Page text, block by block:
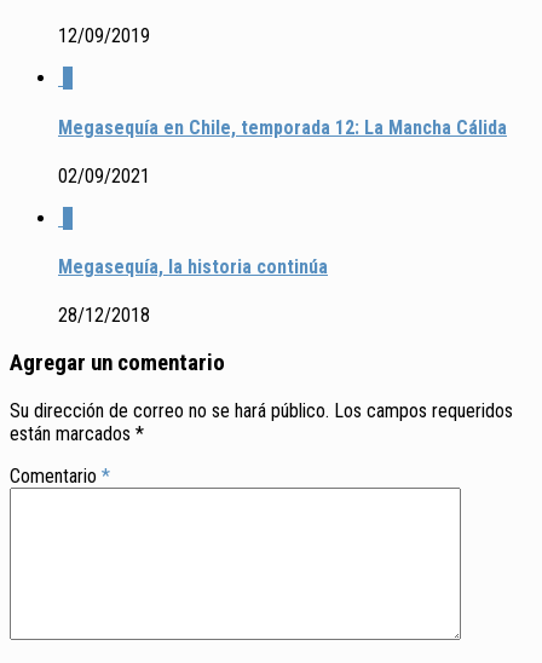
12/09/2019
Megasequía en Chile, temporada 12: La Mancha Cálida
02/09/2021
Megasequía, la historia continúa
28/12/2018
Agregar un comentario
Su dirección de correo no se hará público. Los campos requeridos
están marcados *
Comentario *